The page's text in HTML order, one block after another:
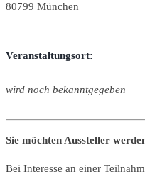
80799 München
Veranstaltungsort:
wird noch bekanntgegeben
Sie möchten Aussteller
Bei Interesse an einer